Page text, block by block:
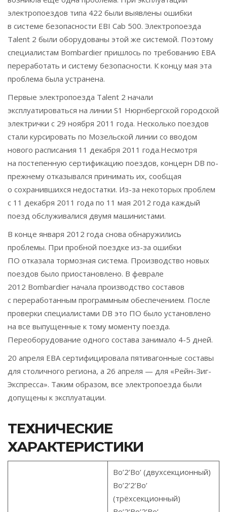
электропоездов типа 422 были выявлены ошибки
в системе безопасности EBI Cab 500. Электропоезда
Talent 2 были оборудованы этой же системой. Поэтому
специалистам Bombardier пришлось по требованию EBA
переработать и систему безопасности. К концу мая эта
проблема была устранена.
Первые электропоезда Talent 2 начали
эксплуатироваться на линии S1 Нюрнбергской городской
электрички с 29 ноября 2011 года. Несколько поездов
стали курсировать по Мозельской линии со вводом
нового расписания 11 декабря 2011 года.Несмотря
на постепенную сертификацию поездов, концерн DB по-
прежнему отказывался принимать их, сообщая
о сохранившихся недостатки. Из-за некоторых проблем
с 11 декабря 2011 года по 11 мая 2012 года каждый
поезд обслуживалися двумя машинистами.
В конце января 2012 года снова обнаружились
проблемы. При пробной поездке из-за ошибки
ПО отказала тормозная система. Производство новых
поездов было приостановлено. В феврале
2012 Bombardier начала производство составов
с переработанным программным обеспечением. После
проверки специалистами DB это ПО было установлено
на все выпущенные к тому моменту поезда.
Переоборудование одного состава занимало 4-5 дней.
20 апреля EBA сертифицировала пятивагонные составы
для столичного региона, а 26 апреля — для «Рейн-Зиг-
Экспресса». Таким образом, все электропоезда были
допущены к эксплуатации.
ТЕХНИЧЕСКИЕ
ХАРАКТЕРИСТИКИ
Bo’2’Bo’ (двухсекционный)
Bo’2’2’Bo’
(трёхсекционный)